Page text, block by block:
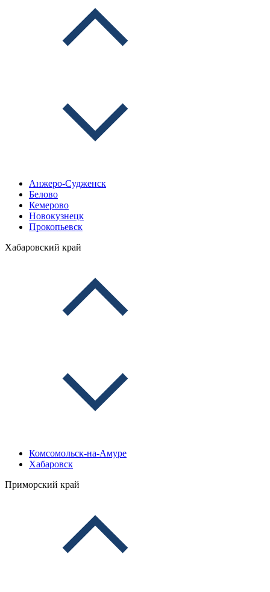
Анжеро-Судженск
Белово
Кемерово
Новокузнецк
Прокопьевск
Хабаровский край
Комсомольск-на-Амуре
Хабаровск
Приморский край